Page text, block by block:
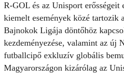
R-GOL és az Unisport erősségeit
kiemelt események közé tartozik
Bajnokok Ligája döntőhöz
kezdeményezése, valamint az új
futballcipő exkluzív globális
Magyarországon kizárólag az